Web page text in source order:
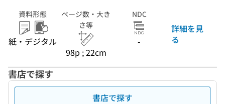
資料形態
紙・デジタル
ページ数・大き
さ等
98p ; 22cm
NDC
-
詳細を見
る
書店で探す
書店で探す